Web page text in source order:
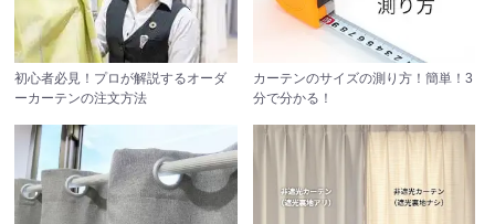
初心者必見！プロが解説するオーダ
ーカーテンの注文方法
カーテンのサイズの測り方！ 簡単！3
分で分かる！